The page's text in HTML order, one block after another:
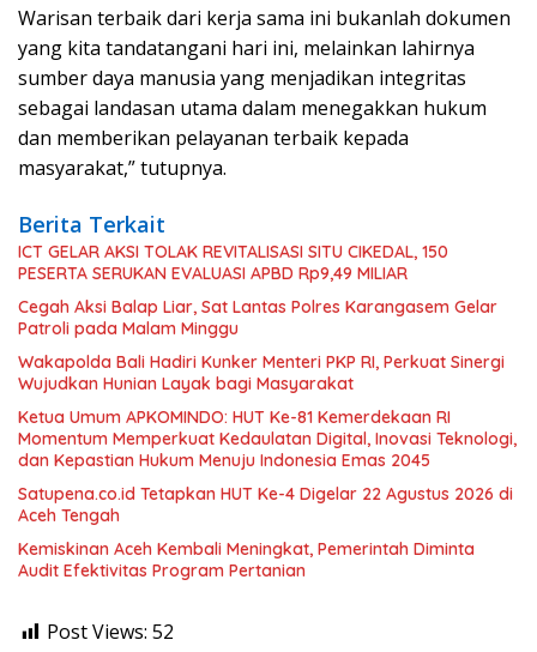
Warisan terbaik dari kerja sama ini bukanlah dokumen
yang kita tandatangani hari ini, melainkan lahirnya
sumber daya manusia yang menjadikan integritas
sebagai landasan utama dalam menegakkan hukum
dan memberikan pelayanan terbaik kepada
masyarakat,” tutupnya.
Berita Terkait
ICT GELAR AKSI TOLAK REVITALISASI SITU CIKEDAL, 150
PESERTA SERUKAN EVALUASI APBD Rp9,49 MILIAR
Cegah Aksi Balap Liar, Sat Lantas Polres Karangasem Gelar
Patroli pada Malam Minggu
Wakapolda Bali Hadiri Kunker Menteri PKP RI, Perkuat Sinergi
Wujudkan Hunian Layak bagi Masyarakat
Ketua Umum APKOMINDO: HUT Ke-81 Kemerdekaan RI
Momentum Memperkuat Kedaulatan Digital, Inovasi Teknologi,
dan Kepastian Hukum Menuju Indonesia Emas 2045
Satupena.co.id Tetapkan HUT Ke-4 Digelar 22 Agustus 2026 di
Aceh Tengah
Kemiskinan Aceh Kembali Meningkat, Pemerintah Diminta
Audit Efektivitas Program Pertanian
Post Views: 52